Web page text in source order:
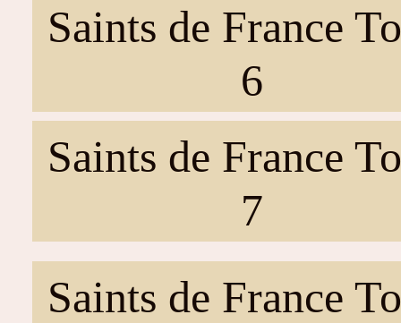
Saints de France
6
Saints de France
7
Saints de France